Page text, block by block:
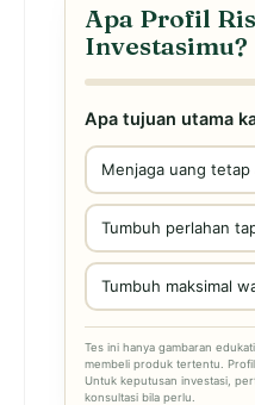
Apa Profil
Investasimu?
Apa tujuan utama
Menjaga uang
Tumbuh perlahan
Tumbuh maksimal
Tes ini hanya gambaran
membeli produk tertentu.
Untuk keputusan investasi,
konsultasi bila perlu.